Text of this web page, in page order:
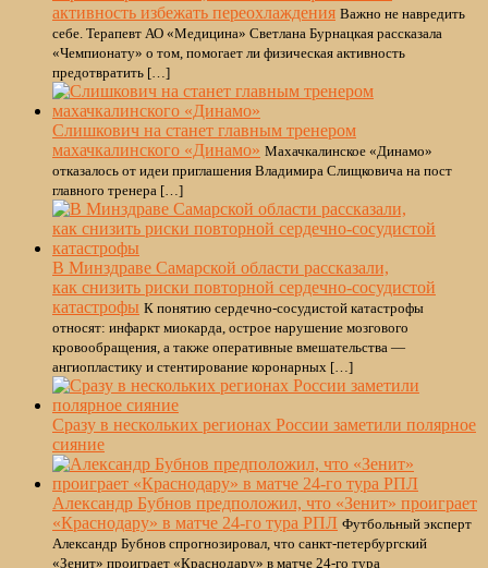
активность избежать переохлаждения Важно не навредить
себе. Терапевт АО «Медицина» Светлана Бурнацкая рассказала
«Чемпионату» о том, помогает ли физическая активность
предотвратить […]
Слишкович на станет главным тренером
махачкалинского «Динамо» Махачкалинское «Динамо»
отказалось от идеи приглашения Владимира Слищковича на пост
главного тренера […]
В Минздраве Самарской области рассказали,
как снизить риски повторной сердечно-сосудистой
катастрофы К понятию сердечно-сосудистой катастрофы
относят: инфаркт миокарда, острое нарушение мозгового
кровообращения, а также оперативные вмешательства —
ангиопластику и стентирование коронарных […]
Сразу в нескольких регионах России заметили полярное
сияние
Александр Бубнов предположил, что «Зенит» проиграет
«Краснодару» в матче 24-го тура РПЛ Футбольный эксперт
Александр Бубнов спрогнозировал, что санкт-петербургский
«Зенит» проиграет «Краснодару» в матче 24-го тура